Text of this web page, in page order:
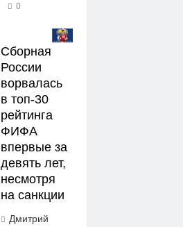
0
Сборная
России
ворвалась
в топ-30
рейтинга
ФИФА
впервые за
девять лет,
несмотря
на санкции
Дмитрий